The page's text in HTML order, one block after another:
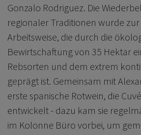
Gonzalo Rodriguez. Die
regionaler Traditionen wurde
Arbeitsweise, die durch die
Bewirtschaftung von 35 Hektar
Rebsorten und dem extrem
geprägt ist. Gemeinsam mit
erste spanische Rotwein, die
entwickelt - dazu kam sie
im Kolonne Büro vorbei, um